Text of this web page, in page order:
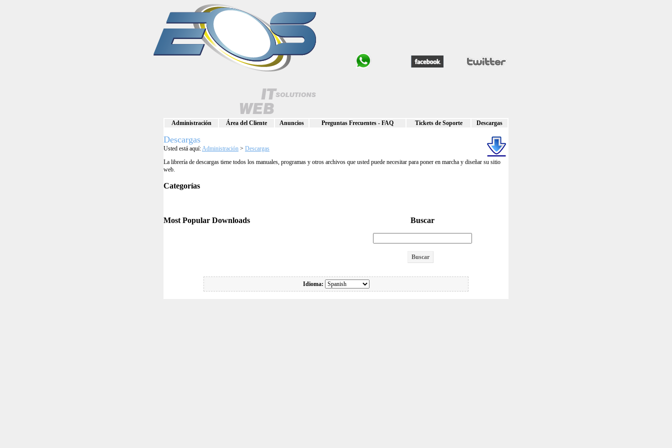
Administración Área del Cliente Anuncios Preguntas Frecuentes - FAQ Tickets de Soporte Descargas
Descargas
Usted está aquí:Administración > Descargas
La librería de descargas tiene todos los manuales, programas y otros archivos que usted puede necesitar para poner en marcha y diseñar su sitio
web.
Categorías
Most Popular Downloads Buscar
Idioma: